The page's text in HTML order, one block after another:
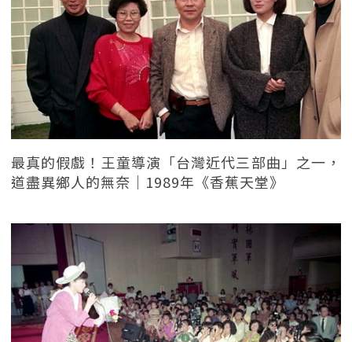
最真的假戲！王童導演「台灣近代三部曲」之一，
道盡異鄉人的無奈｜1989年《香蕉天堂》